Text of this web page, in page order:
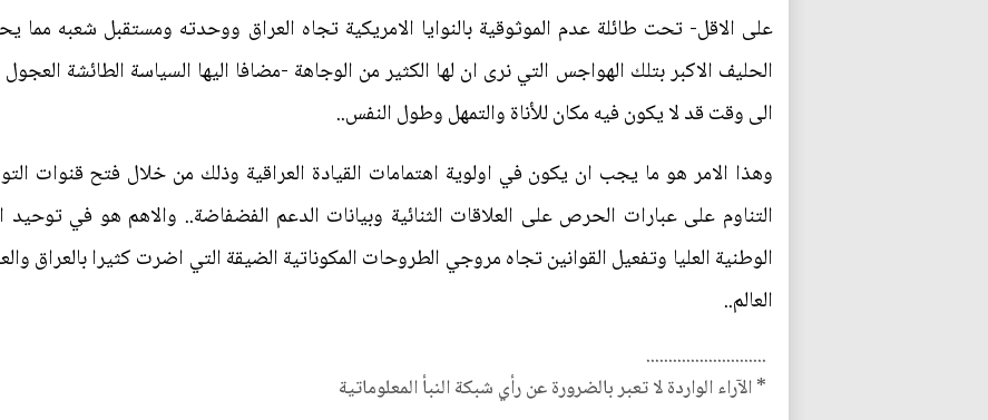
على الاقل- تحت طائلة عدم الموثوقية بالنوايا الامريكية تجاه العراق ووحدته ومستقبل شعبه
الحليف الاكبر بتلك الهواجس التي نرى ان لها الكثير من الوجاهة -مضافا اليها السياسة الطائشة
الى وقت قد لا يكون فيه مكان للأناة والتمهل وطول النفس..
وهذا الامر هو ما يجب ان يكون في اولوية اهتمامات القيادة العراقية وذلك من خلال فتح قنوات
التناوم على عبارات الحرص على العلاقات الثنائية وبيانات الدعم الفضفاضة.. والاهم هو في
الوطنية العليا وتفعيل القوانين تجاه مروجي الطروحات المكوناتية الضيقة التي اضرت كثيرا بالعراق
العالم..
...........................
* الآراء الواردة لا تعبر بالضرورة عن رأي شبكة النبأ المعلوماتية